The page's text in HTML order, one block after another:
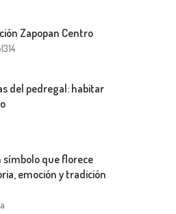
Zapopan Centro
del pedregal: habitar
símbolo que florece
emoción y tradición